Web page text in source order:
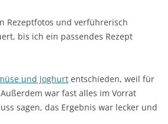
Rezeptfotos und verführerisch
bis ich ein passendes Rezept
und Joghurt entschieden, weil für
war fast alles im Vorrat
sagen, das Ergebnis war lecker und